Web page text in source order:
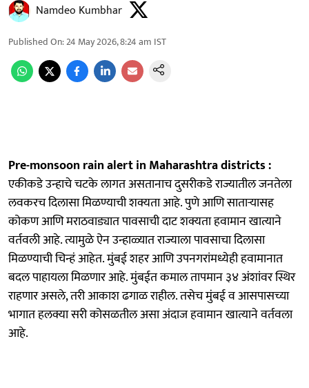
Namdeo Kumbhar
Published On:24 May 2026, 8:24 am IST
Pre-monsoon rain alert in Maharashtra districts :
एकीकडे उन्हाचे चटके लागत असतानाच दुसरीकडे राज्यातील जनतेला
लवकरच दिलासा मिळण्याची शक्यता आहे. पुणे आणि साताऱ्यासह
कोकण आणि मराठवाड्यात पावसाची दाट शक्यता हवामान खात्याने
वर्तवली आहे. त्यामुळे ऐन उन्हाळ्यात राज्याला पावसाचा दिलासा
मिळण्याची चिन्हं आहेत. मुंबई शहर आणि उपनगरांमध्येही हवामानात
बदल पाहायला मिळणार आहे. मुंबईत कमाल तापमान ३४ अंशांवर स्थिर
राहणार असले, तरी आकाश ढगाळ राहील. तसेच मुंबई व आसपासच्या
भागात हलक्या सरी कोसळतील असा अंदाज हवामान खात्याने वर्तवला
आहे.